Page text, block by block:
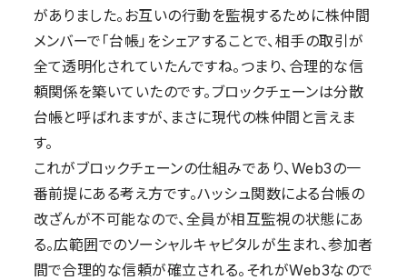
がありました。お互いの行動を監視するために株仲間
メンバーで「台帳」をシェアすることで、相手の取引が
全て透明化されていたんですね。つまり、合理的な信
頼関係を築いていたのです。ブロックチェーンは分散
台帳と呼ばれますが、まさに現代の株仲間と言えま
す。
これがブロックチェーンの仕組みであり、Web3の一
番前提にある考え方です。ハッシュ関数による台帳の
改ざんが不可能なので、全員が相互監視の状態にあ
る。広範囲でのソーシャルキャピタルが生まれ、参加者
間で合理的な信頼が確立される。それがWeb3なので